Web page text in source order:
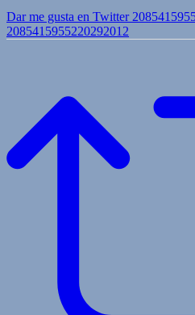
Dar me gusta en Twitter
2085415955220292012